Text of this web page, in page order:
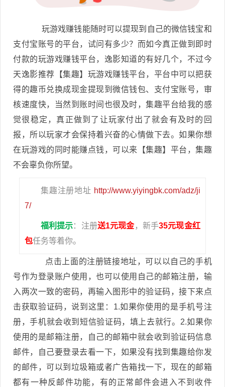
玩游戏赚钱能随时可以提现到自己的微信钱宝和
支付宝账号的平台，试问有多少？而如今真正做到即时
付款的玩游戏赚钱平台，逸影知道的有好几个，不过今
天逸影推荐【集趣】玩游戏赚钱平台，平台中可以把获
得的趣币兑换成现金提现到微信钱包、支付宝账号，审
核速度快，当然到账时间也很及时，集趣平台给我的感
觉很稳定，真正做到了让玩家付出了就会有及时的回
报，所以玩家才会保持着兴奋的心情做下去。如果你想
在玩游戏的同时能赚点钱，可以来【集趣】平台，集趣
不会辜负你所望。
集趣注册地址 http://www.yiyingbk.com/adz/ji
7/
福利提示：注册送1元现金，新手35元现金红
包任务等着你。
点击上面的注册链接地址，可以以自己的手机
号作为登录账户使用，也可以使用自己的邮箱注册，输
入两次一致的密码，再输入图形中的验证码，接下来点
击获取验证码，说到这里：1.如果你使用的是手机号注
册，手机就会收到短信验证码，填上去就行。2.如果你
使用的是邮箱注册，自己的邮箱中就会收到验证码信息
邮件，自己要登录去看一下，如果没有找到集趣给你发
的邮件，可以到垃圾箱或者广告箱找一下，现在的邮箱
都有一种反邮件功能，有的正常邮件会进入不到收件